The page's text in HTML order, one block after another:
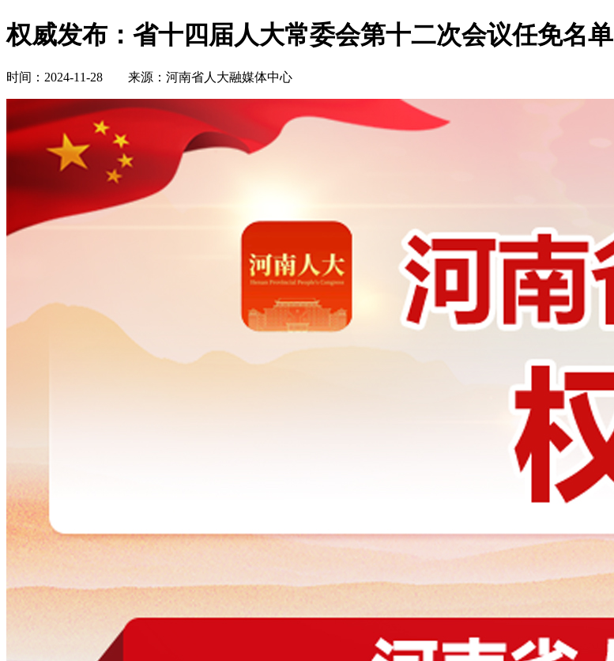
权威发布：省十四届人大常委会第十二次会议任免名单
时间：2024-11-28 来源：河南省人大融媒体中心